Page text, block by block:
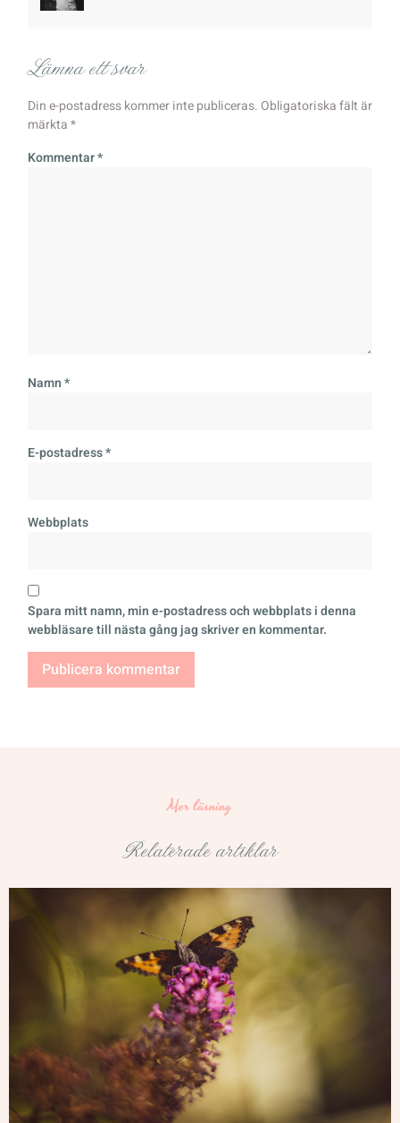
Lämna ett svar
Din e-postadress kommer inte publiceras. Obligatoriska fält är
märkta*
Kommentar*
Namn*
E-postadress*
Webbplats
Spara mitt namn, min e-postadress och webbplats i denna
webbläsare till nästa gång jag skriver en kommentar.
Mer läsning
Relaterade artiklar